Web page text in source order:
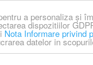
a personaliza și
dispozitiilor
Nota Informare privind
datelor in